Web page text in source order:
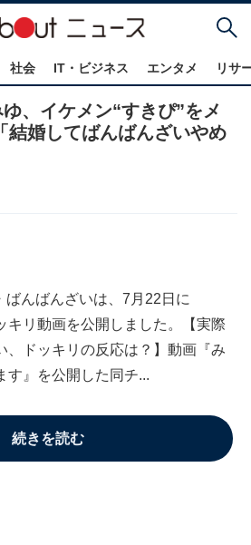
社会 IT・ビジネス エンタメ リサ
、イケメン“すきぴ”をメ
結婚してばんばんざいやめ
ばんばんざいは、7月22日に
キリ動画を公開しました。【実際
、ドッキリの反応は？】動画『み
す』を公開した同チ...
続きを読む